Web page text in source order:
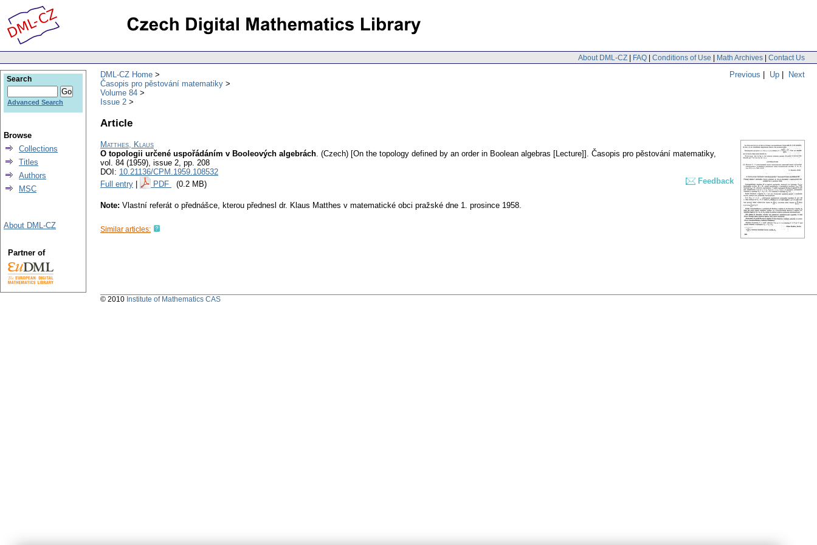
About DML-CZ | FAQ | Conditions of Use | Math Archives | Contact Us
Previous | Up | Next
DML-CZ Home
Časopis pro pěstování matematiky
Volume 84
Issue 2
Article
Matthes, Klaus
O topologii určené uspořádáním v Booleových algebrách. (Czech) [On the topology defined by an order in Boolean algebras [Lecture]]. Časopis pro pěstování matematiky,
vol. 84 (1959), issue 2, pp. 208
DOI: 10.21136/CPM.1959.108532
Full entry
PDF (0.2 MB) Feedback
Note: Vlastní referát o přednášce, kterou přednesl dr. Klaus Matthes v matematické obci pražské dne 1. prosince 1958.
Similar articles:
Search
Advanced Search
Browse
Collections
Titles
Authors
MSC
About DML-CZ
Partner of
© 2010 Institute of Mathematics CAS